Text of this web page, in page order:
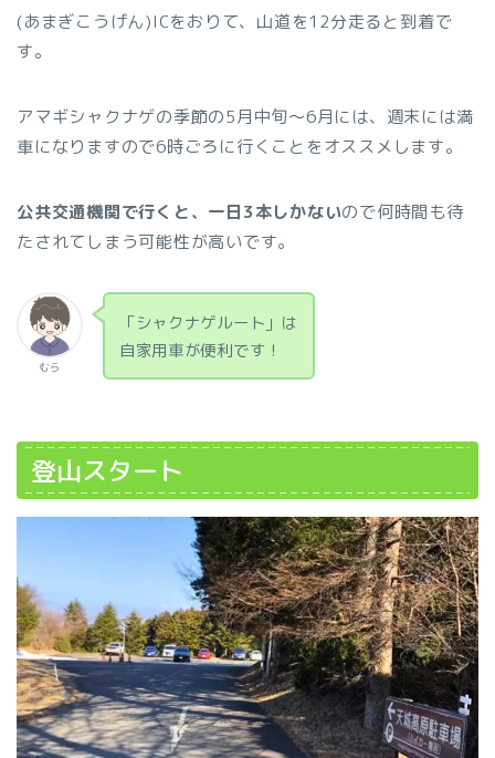
(あまぎこうげん)ICをおりて、山道を12分走ると到着で
す。
アマギシャクナゲの季節の5月中旬〜6月には、週末には満
車になりますので6時ごろに行くことをオススメします。
公共交通機関で行くと、一日3本しかないので何時間も待
たされてしまう可能性が高いです。
むら
「シャクナゲルート」は
自家用車が便利です！
登山スタート